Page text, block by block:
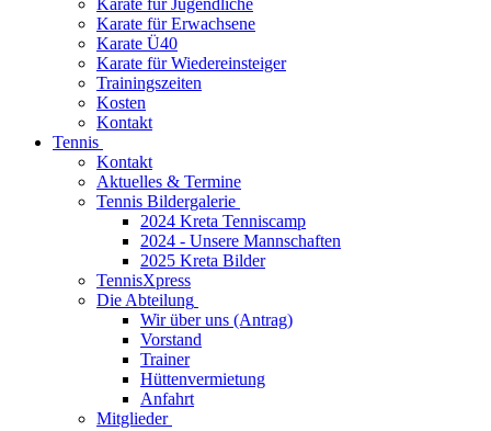
Karate für Jugendliche
Karate für Erwachsene
Karate Ü40
Karate für Wiedereinsteiger
Trainingszeiten
Kosten
Kontakt
Tennis
Kontakt
Aktuelles & Termine
Tennis Bildergalerie
2024 Kreta Tenniscamp
2024 - Unsere Mannschaften
2025 Kreta Bilder
TennisXpress
Die Abteilung
Wir über uns (Antrag)
Vorstand
Trainer
Hüttenvermietung
Anfahrt
Mitglieder